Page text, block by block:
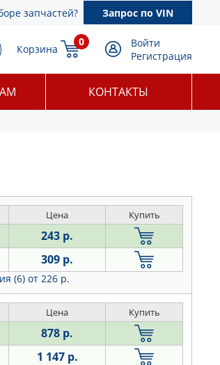
запчастей? Запрос по VIN
Корзина
0
Войти
Регистрация
КОНТАКТЫ
Цена Купить
243 р.
309 р.
(6) от 226 р.
Цена Купить
878 р.
1 147 р.